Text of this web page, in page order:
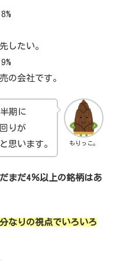
したい。
の会社です。
もりっこ。
期に
りが
思います。
まだ4％以上の銘柄はあ
なりの視点でいろいろ